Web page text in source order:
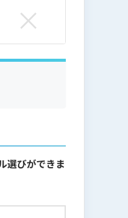
×
選びができま